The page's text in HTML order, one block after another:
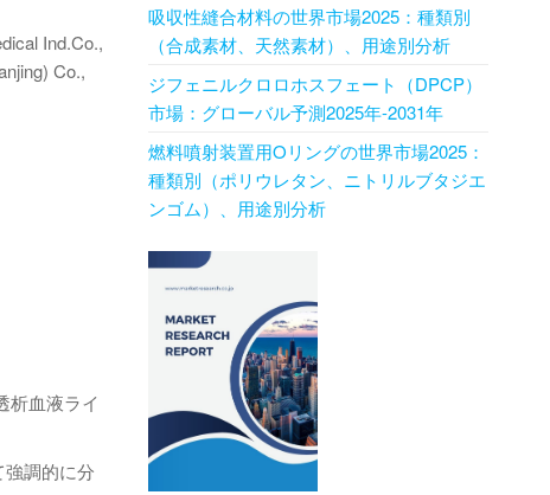
Ind.Co.,
Co.,
析血液ライ
調的に分
吸収性縫合材料の世界市場2025：種類別
（合成素材、天然素材）、用途別分析
ジフェニルクロロホスフェート（DPCP）
市場：グローバル予測2025年-2031年
燃料噴射装置用Oリングの世界市場2025：
種類別（ポリウレタン、ニトリルブタジエ
ンゴム）、用途別分析